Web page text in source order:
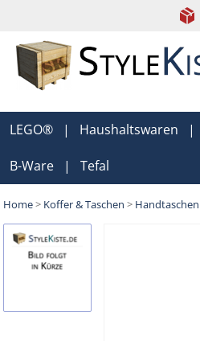
LEGO® | Haushaltswaren |
B-Ware | Tefal
Home> Koffer & Taschen > Handtaschen